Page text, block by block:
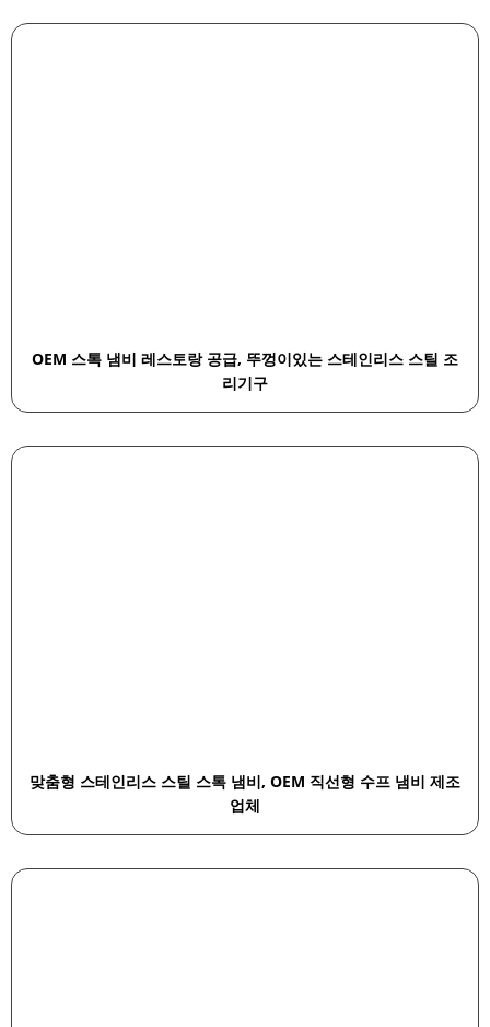
OEM 스톡 냄비 레스토랑 공급, 뚜껑이있는 스테인리스 스틸 조
리기구
맞춤형 스테인리스 스틸 스톡 냄비, OEM 직선형 수프 냄비 제조
업체